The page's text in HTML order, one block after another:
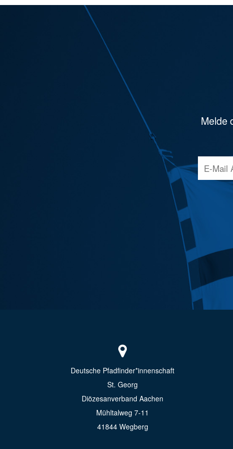
Melde
Deutsche Pfadfinder*innenschaft
St. Georg
Diözesanverband Aachen
Mühltalweg 7-11
41844 Wegberg